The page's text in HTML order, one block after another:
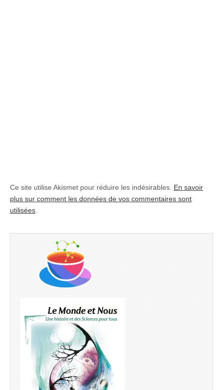
Ce site utilise Akismet pour réduire les indésirables. En savoir
plus sur comment les données de vos commentaires sont
utilisées.